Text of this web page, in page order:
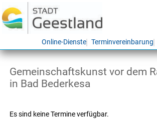
Online-Dienste Terminvereinbarung
Gemeinschaftskunst vor dem
in Bad Bederkesa
Es sind keine Termine verfügbar.